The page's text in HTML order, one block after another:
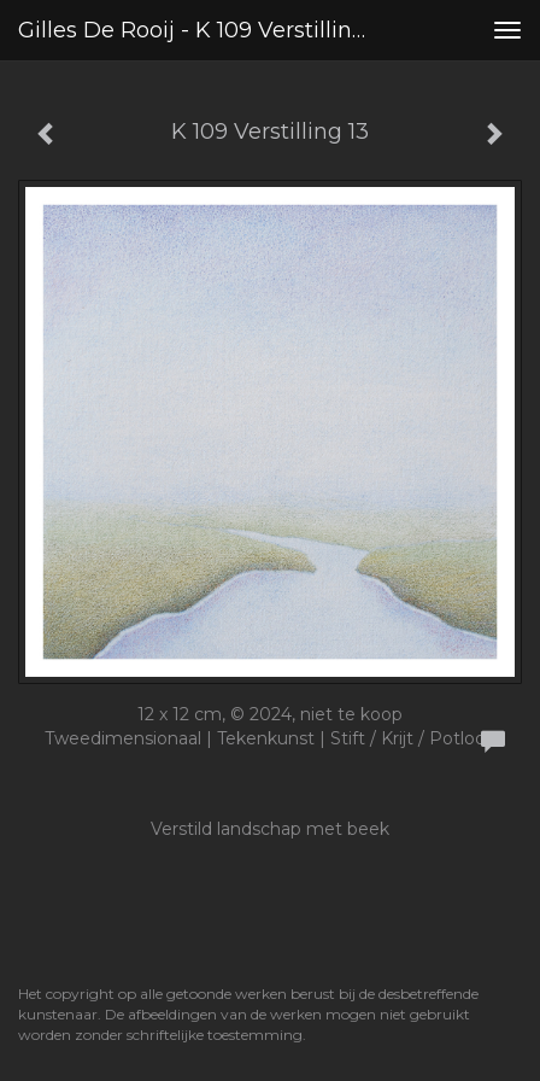
Gilles De Rooij - K 109 Verstilling 13
K 109 Verstilling 13
12 x 12 cm, © 2024, niet te koop
Tweedimensionaal | Tekenkunst | Stift / Krijt / Potlood
Verstild landschap met beek
Het copyright op alle getoonde werken berust bij de desbetreffende
kunstenaar. De afbeeldingen van de werken mogen niet gebruikt
worden zonder schriftelijke toestemming.